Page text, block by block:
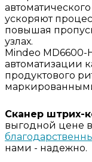
ускоряют
повышая
узлах.
Mindeo MD6600-
автоматизации
продуктового
Сканер штрих-
выгодной цене
нами - надежно.